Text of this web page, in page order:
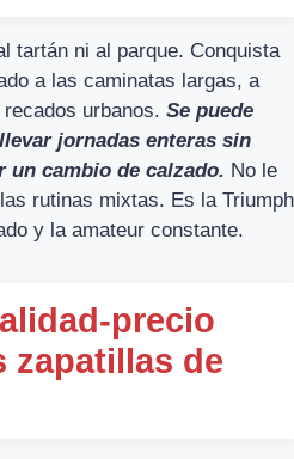
tartán ni al parque. Conquista
a las caminatas largas, a
urbanos. Se puede
jornadas enteras sin
un cambio de calzado. No le
rutinas mixtas. Es la Triumph
y la amateur constante.
precio
zapatillas de